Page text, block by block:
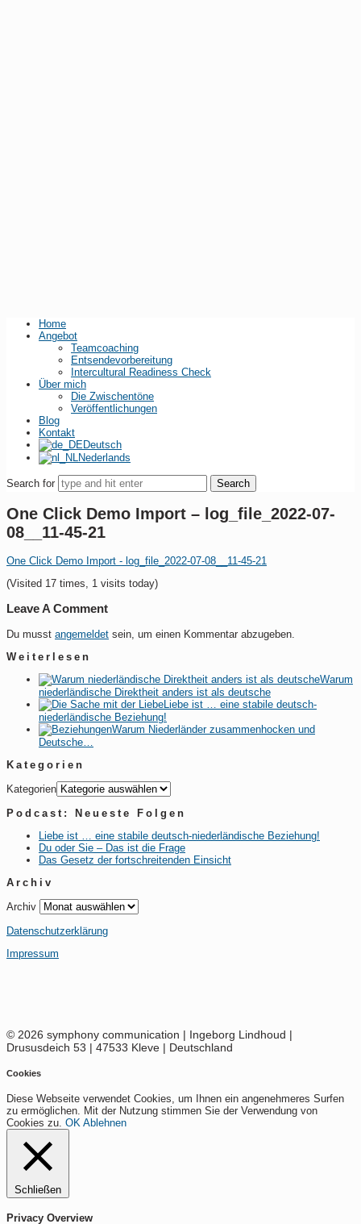
Home
Angebot
Teamcoaching
Entsendevorbereitung
Intercultural Readiness Check
Über mich
Die Zwischentöne
Veröffentlichungen
Blog
Kontakt
Deutsch
Nederlands
Search for
One Click Demo Import – log_file_2022-07-
08__11-45-21
One Click Demo Import - log_file_2022-07-08__11-45-21
(Visited 17 times, 1 visits today)
Leave A Comment
Du musst angemeldet sein, um einen Kommentar abzugeben.
Weiterlesen
Warum
niederländische Direktheit anders ist als deutsche
Liebe ist … eine stabile deutsch-
niederländische Beziehung!
Warum Niederländer zusammenhocken und
Deutsche…
Kategorien
Kategorien
Podcast: Neueste Folgen
Liebe ist … eine stabile deutsch-niederländische Beziehung!
Du oder Sie – Das ist die Frage
Das Gesetz der fortschreitenden Einsicht
Archiv
Archiv
Datenschutzerklärung
Impressum
© 2026 symphony communication | Ingeborg Lindhoud |
Drususdeich 53 | 47533 Kleve | Deutschland
Cookies
Diese Webseite verwendet Cookies, um Ihnen ein angenehmeres Surfen
zu ermöglichen. Mit der Nutzung stimmen Sie der Verwendung von
Cookies zu. OK Ablehnen
Schließen
Privacy Overview